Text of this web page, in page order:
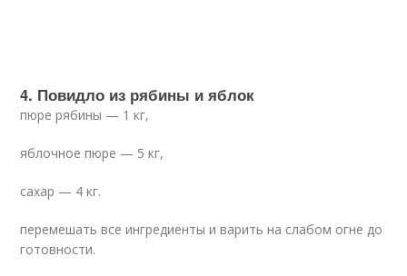
4. Повидло из рябины и яблок
пюре рябины — 1 кг,
яблочное пюре — 5 кг,
сахар — 4 кг.
перемешать все ингредиенты и варить на слабом огне до
готовности.